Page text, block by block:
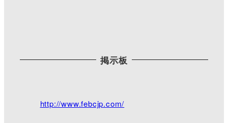
脇町キリスト教会@WakimachiChurch
掲示板
http://www.febcjp.com/